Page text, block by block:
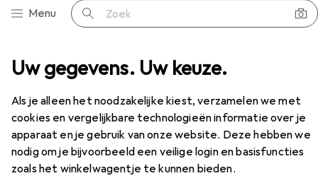
Uw gegevens. Uw keuze.
Als je alleen het noodzakelijke kiest, verzamelen we met
cookies en vergelijkbare technologieën informatie over je
apparaat en je gebruik van onze website. Deze hebben we
nodig om je bijvoorbeeld een veilige login en basisfuncties
zoals het winkelwagentje te kunnen bieden.
Categorie navigatie
Menu Zoek op
Nextime Wandklok Modern Gear Ø 36 cm, Blauw/Wit
EUR
105,33
NextimeWandklok Modern Gear Ø 36
cm, Blauw/Wit
36 cm